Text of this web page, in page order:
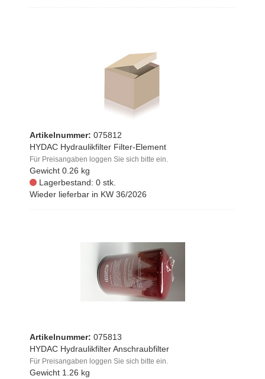
Artikelnummer: 075812
HYDAC Hydraulikfilter Filter-Element
Für Preisangaben loggen Sie sich bitte ein.
Gewicht 0.26 kg
Lagerbestand: 0 stk.
Wieder lieferbar in KW 36/2026
Artikelnummer: 075813
HYDAC Hydraulikfilter Anschraubfilter
Für Preisangaben loggen Sie sich bitte ein.
Gewicht 1.26 kg